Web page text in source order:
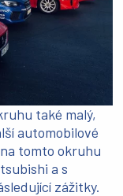
také malý,
automobilové
tomto okruhu
a s
zážitky.